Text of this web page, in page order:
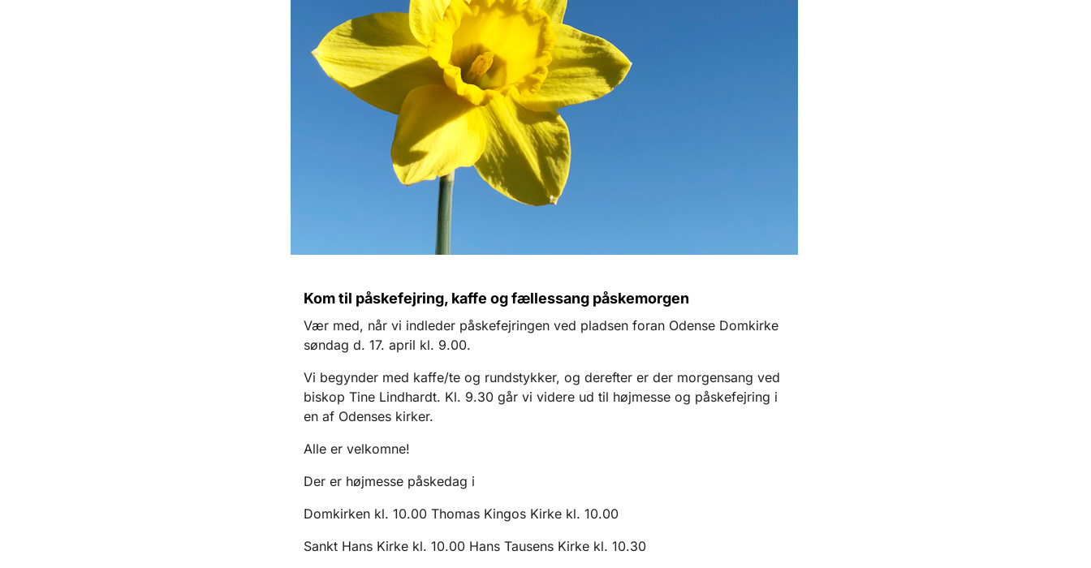
Kom til påskefejring, kaffe og fællessang påskemorgen
Vær med, når vi indleder påskefejringen ved pladsen foran Odense Domkirke
søndag d. 17. april kl. 9.00.
Vi begynder med kaffe/te og rundstykker, og derefter er der morgensang ved
biskop Tine Lindhardt. Kl. 9.30 går vi videre ud til højmesse og påskefejring i
en af Odenses kirker.
Alle er velkomne!
Der er højmesse påskedag i
Domkirken kl. 10.00 Thomas Kingos Kirke kl. 10.00
Sankt Hans Kirke kl. 10.00 Hans Tausens Kirke kl. 10.30